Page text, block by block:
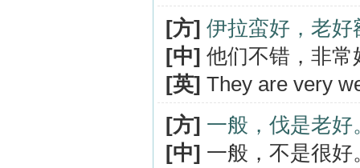
[方] 伊拉蛮好，老好
[中] 他们不错，非常
[英] They are very
[方] 一般，伐是老好
[中] 一般，不是很好